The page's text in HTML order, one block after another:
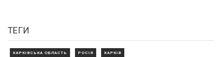
ТЕГИ
ХАРКІВСЬКА ОБЛАСТЬ РОСІЯ ХАРКІВ